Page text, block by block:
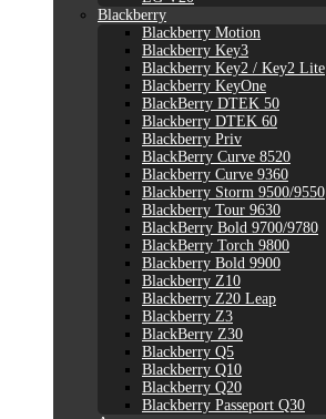
Blackberry
Blackberry Motion
Blackberry Key3
Blackberry Key2 / Key2 Lite
Blackberry KeyOne
BlackBerry DTEK 50
Blackberry DTEK 60
Blackberry Priv
BlackBerry Curve 8520
Blackberry Curve 9360
Blackberry Storm 9500/9550
Blackberry Tour 9630
BlackBerry Bold 9700/9780
BlackBerry Torch 9800
Blackberry Bold 9900
Blackberry Z10
Blackberry Z20 Leap
Blackberry Z3
BlackBerry Z30
Blackberry Q5
Blackberry Q10
Blackberry Q20
Blackberry Passeport Q30